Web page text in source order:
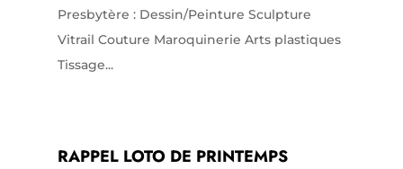
Presbytère : Dessin/Peinture Sculpture
Vitrail Couture Maroquinerie Arts plastiques
Tissage...
RAPPEL LOTO DE PRINTEMPS